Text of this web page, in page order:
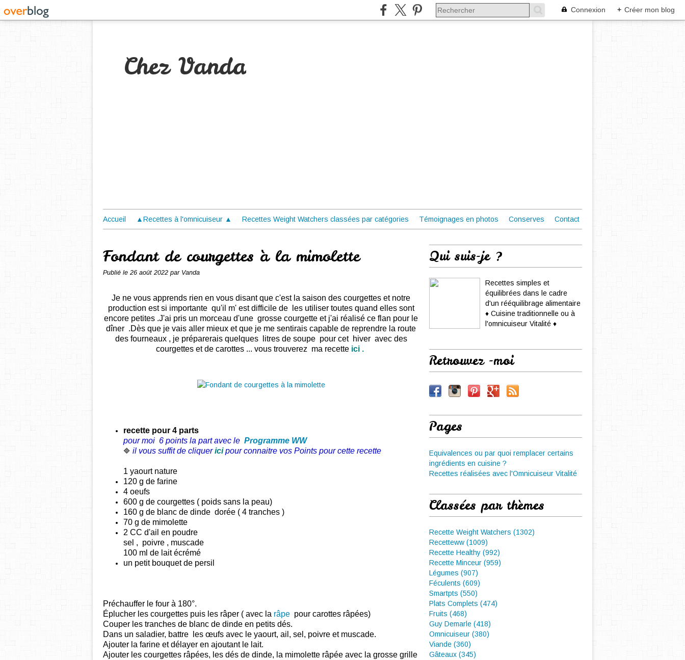
Connexion + Créer mon blog
Chez Vanda
Accueil ▲Recettes à l'omnicuiseur ▲ Recettes Weight Watchers classées par catégories Témoignages en photos Conserves Contact
Fondant de courgettes à la mimolette
Publié le 26 août 2022 par Vanda
Je ne vous apprends rien en vous disant que c'est la saison des courgettes et notre
production est si importante qu'il m' est difficile de les utiliser toutes quand elles sont
encore petites .J'ai pris un morceau d'une grosse courgette et j'ai réalisé ce flan pour le
dîner .Dès que je vais aller mieux et que je me sentirais capable de reprendre la route
des fourneaux , je préparerais quelques litres de soupe pour cet hiver avec des
courgettes et de carottes ... vous trouverez ma recette ici .
recette pour 4 parts
pour moi 6 points la part avec le Programme WW
🔷 il vous suffit de cliquer icipour connaitre vos Points pour cette recette
1 yaourt nature
120 g de farine
4 oeufs
600 g de courgettes ( poids sans la peau)
160 g de blanc de dinde dorée ( 4 tranches )
70 g de mimolette
2 CC d'ail en poudre
sel , poivre , muscade
100 ml de lait écrémé
un petit bouquet de persil
Préchauffer le four à 180°.
Éplucher les courgettes puis les râper ( avec la râpe pour carottes râpées)
Couper les tranches de blanc de dinde en petits dés.
Dans un saladier, battre les œufs avec le yaourt, ail, sel, poivre et muscade.
Ajouter la farine et délayer en ajoutant le lait.
Ajouter les courgettes râpées, les dés de dinde, la mimolette râpée avec la grosse grille
Qui suis-je ?
Recettes simples et
équilibrées dans le cadre
d'un rééquilibrage alimentaire
♦ Cuisine traditionnelle ou à
l'omnicuiseur Vitalité ♦
Retrouvez -moi
Pages
Equivalences ou par quoi remplacer certains
ingrédients en cuisine ?
Recettes réalisées avec l'Omnicuiseur Vitalité
Classées par thèmes
Recette Weight Watchers (1302)
Recetteww (1009)
Recette Healthy (992)
Recette Minceur (959)
Légumes (907)
Féculents (609)
Smartpts (550)
Plats Complets (474)
Fruits (468)
Guy Demarle (418)
Omnicuiseur (380)
Viande (360)
Gâteaux (345)